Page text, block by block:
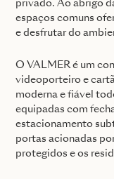
privado. Ao abrigo
espaços comuns
e desfrutar do
O VALMER é um
videoporteiro e
moderna e fiável
equipadas com
estacionamento
portas acionadas
protegidos e os